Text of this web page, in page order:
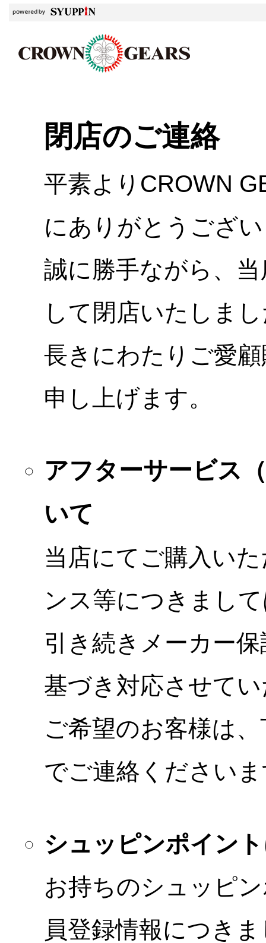
閉店のご連絡
平素よりCROWN
にありがとうござ
誠に勝手ながら、
して閉店いたしま
長きにわたりご愛
申し上げます。
アフターサービス
いて
当店にてご購入い
ンス等につきまし
引き続きメーカー
基づき対応させて
ご希望のお客様は
でご連絡ください
シュッピンポイン
お持ちのシュッピ
員登録情報につき